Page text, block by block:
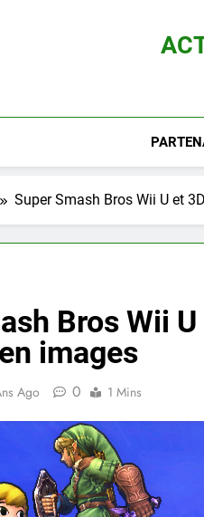
Super Smash Bros Wii U et
Bros Wii
images
Ago 0 1 Mins